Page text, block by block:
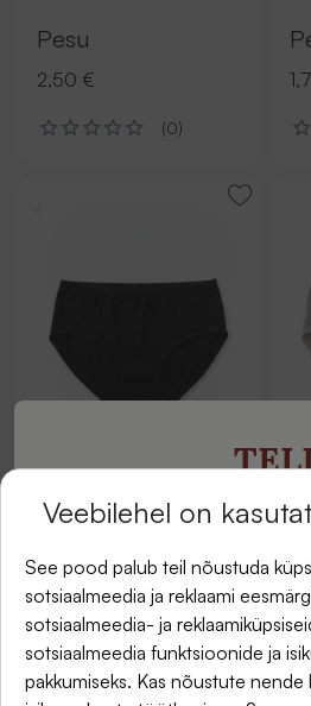
Pesu
2,50 €
(0)
Pesu
1,70 €
ja saate -5% allahindlust
Veebilehel on
See pood palub teil nõustuda
sotsiaalmeedia ja reklaami
sotsiaalmeedia- ja
sotsiaalmeedia funktsioonide ja
pakkumiseks. Kas nõustute